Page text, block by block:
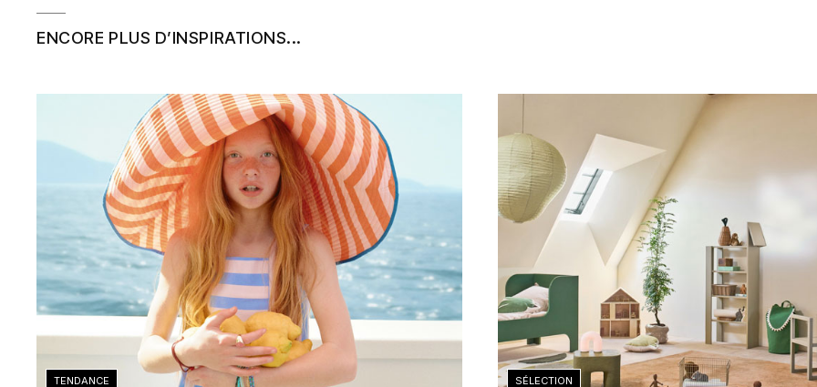
ENCORE PLUS D’INSPIRATIONS...